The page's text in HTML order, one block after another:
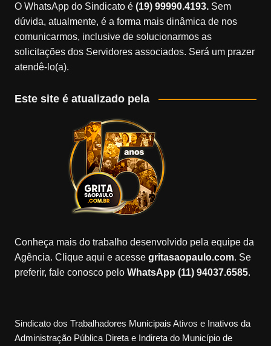
O WhatsApp do Sindicato é(19) 99990.4193.Sem
dúvida, atualmente, é a forma mais dinâmica de nos
comunicarmos, inclusive de solucionarmos as
solicitações dos Servidores associados. Será um prazer
atendê-lo(a).
Este site é atualizado pela
Conheça mais do trabalho desenvolvido pela equipe da
Agência. Clique aqui e acesse gritasaopaulo.com. Se
preferir, fale conosco peloWhatsApp (11) 94037.6585.
Sindicato dos Trabalhadores Municipais Ativos e Inativos da
Administração Pública Direta e Indireta do Município de